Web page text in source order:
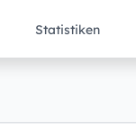
Statistiken